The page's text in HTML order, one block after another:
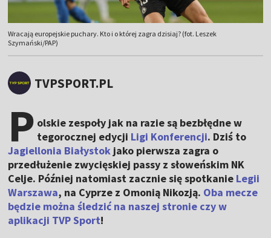
Wracają europejskie puchary. Kto i o której zagra dzisiaj? (fot. Leszek
Szymański/PAP)
TVPSPORT.PL
P olskie zespoły jak na razie są bezbłędne w
tegorocznej edycji Ligi Konferencji. Dziś to
Jagiellonia Białystok jako pierwsza zagra o
przedłużenie zwycięskiej passy z słoweńskim NK
Celje. Później natomiast zacznie się spotkanie Legii
Warszawa, na Cyprze z Omonią Nikozją. Oba mecze
będzie można śledzić na naszej stronie czy w
aplikacji TVP Sport!